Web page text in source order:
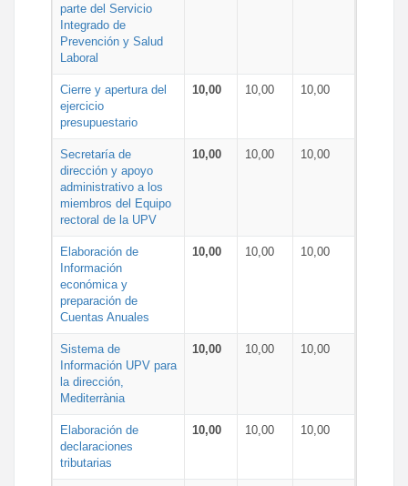
parte del Servicio
Integrado de
Prevención y Salud
Laboral
Cierre y apertura del
ejercicio
presupuestario
10,00 10,00 10,00
Secretaría de
dirección y apoyo
administrativo a los
miembros del Equipo
rectoral de la UPV
10,00 10,00 10,00
Elaboración de
Información
económica y
preparación de
Cuentas Anuales
10,00 10,00 10,00
Sistema de
Información UPV para
la dirección,
Mediterrània
10,00 10,00 10,00
Elaboración de
declaraciones
tributarias
10,00 10,00 10,00